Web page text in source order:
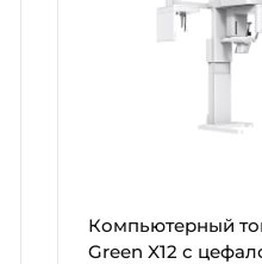
Компьютерный
Green X12 с